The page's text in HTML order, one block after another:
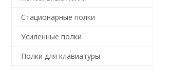
Стационарные полки
Усиленные полки
Полки для клавиатуры